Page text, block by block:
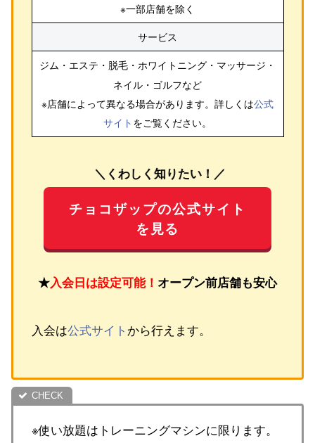
※一部店舗を除く
サービス
ジム・エステ・脱毛・ホワイトニング・マッサージ・
ネイル・ゴルフなど
※店舗によって異なる場合があります。詳しくは公式
サイト をご覧ください。
＼くわしく知りたい！／
チョコザップの公式サイト
を見る
★入会日は設定可能！ オープン前店舗も安心
入会は公式サイト から行えます。
※使い放題はトレーニングマシンに限ります。